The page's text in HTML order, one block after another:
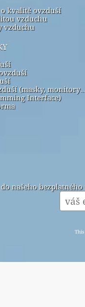
kvalitě ovzduší
vzduchu
vzduchu
(masky,
Interface)
našeho